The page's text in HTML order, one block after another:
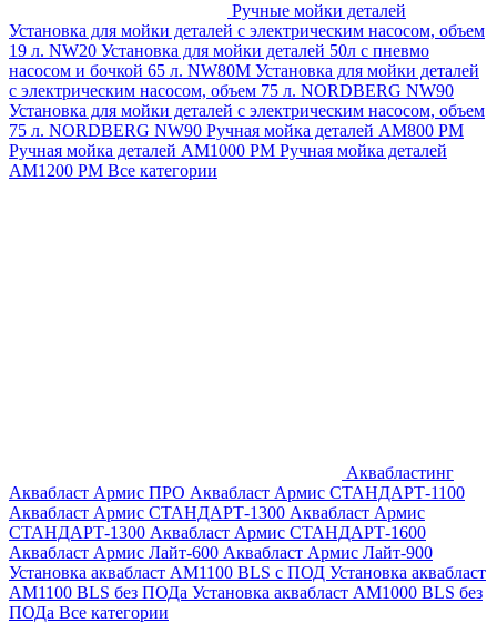
Ручные мойки деталей
Установка для мойки деталей с электрическим насосом, объем
19 л. NW20 Установка для мойки деталей 50л с пневмо
насосом и бочкой 65 л. NW80M Установка для мойки деталей
с электрическим насосом, объем 75 л. NORDBERG NW90
Установка для мойки деталей с электрическим насосом, объем
75 л. NORDBERG NW90 Ручная мойка деталей АМ800 РМ
Ручная мойка деталей АМ1000 РМ Ручная мойка деталей
АМ1200 РМ Все категории
Аквабластинг
Аквабласт Армис ПРО Аквабласт Армис СТАНДАРТ-1100
Аквабласт Армис СТАНДАРТ-1300 Аквабласт Армис
СТАНДАРТ-1300 Аквабласт Армис СТАНДАРТ-1600
Аквабласт Армис Лайт-600 Аквабласт Армис Лайт-900
Установка аквабласт AM1100 BLS с ПОД Установка аквабласт
AM1100 BLS без ПОДа Установка аквабласт AM1000 BLS без
ПОДа Все категории